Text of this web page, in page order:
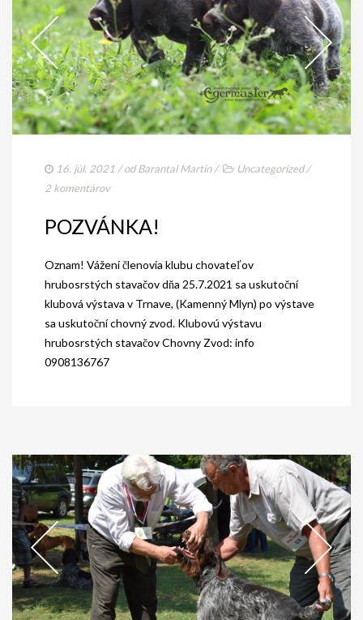
16. júl. 2021 / odBarantal Martin/ Uncategorized/
2 komentárov
POZVÁNKA!
Oznam! Vážení členovia klubu chovateľov
hrubosrstých stavačov dňa 25.7.2021 sa uskutoční
klubová výstava v Trnave, (Kamenný Mlyn) po výstave
sa uskutoční chovný zvod. Klubovú výstavu
hrubosrstých stavačov Chovny Zvod: info
0908136767